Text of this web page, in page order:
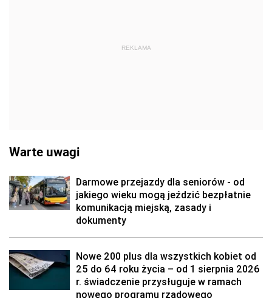
REKLAMA
Warte uwagi
Darmowe przejazdy dla seniorów - od
jakiego wieku mogą jeździć bezpłatnie
komunikacją miejską, zasady i
dokumenty
Nowe 200 plus dla wszystkich kobiet od
25 do 64 roku życia – od 1 sierpnia 2026
r. świadczenie przysługuje w ramach
nowego programu rządowego